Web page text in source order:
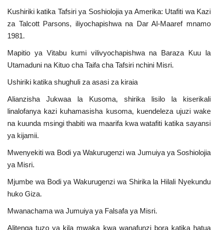
Kushiriki katika Tafsiri ya Soshiolojia ya Amerika: Utafiti wa Kazi
za Talcott Parsons, iliyochapishwa na Dar Al-Maaref mnamo
1981.
Mapitio ya Vitabu kumi vilivyochapishwa na Baraza Kuu la
Utamaduni na Kituo cha Taifa cha Tafsiri nchini Misri.
Ushiriki katika shughuli za asasi za kiraia
Alianzisha Jukwaa la Kusoma, shirika lisilo la kiserikali
linalofanya kazi kuhamasisha kusoma, kuendeleza ujuzi wake
na kuunda msingi thabiti wa maarifa kwa watafiti katika sayansi
ya kijamii.
Mwenyekiti wa Bodi ya Wakurugenzi wa Jumuiya ya Soshiolojia
ya Misri.
Mjumbe wa Bodi ya Wakurugenzi wa Shirika la Hilali Nyekundu
huko Giza.
Mwanachama wa Jumuiya ya Falsafa ya Misri.
Alitenga tuzo ya kila mwaka kwa wanafunzi bora katika hatua